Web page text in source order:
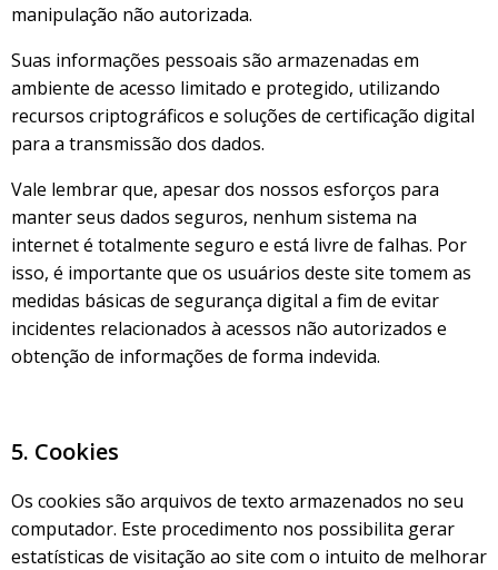
manipulação não autorizada.
Suas informações pessoais são armazenadas em
ambiente de acesso limitado e protegido, utilizando
recursos criptográficos e soluções de certificação digital
para a transmissão dos dados.
Vale lembrar que, apesar dos nossos esforços para
manter seus dados seguros, nenhum sistema na
internet é totalmente seguro e está livre de falhas. Por
isso, é importante que os usuários deste site tomem as
medidas básicas de segurança digital a fim de evitar
incidentes relacionados à acessos não autorizados e
obtenção de informações de forma indevida.
5. Cookies
Os cookies são arquivos de texto armazenados no seu
computador. Este procedimento nos possibilita gerar
estatísticas de visitação ao site com o intuito de melhorar